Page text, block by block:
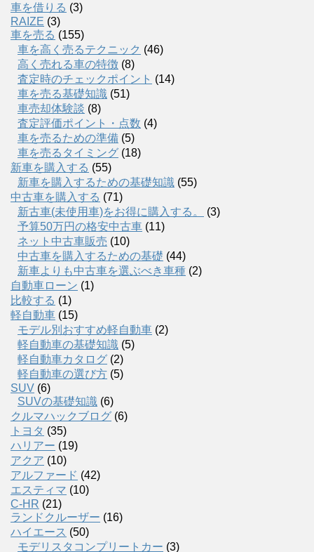
車を借りる (3)
RAIZE (3)
車を売る (155)
車を高く売るテクニック (46)
高く売れる車の特徴 (8)
査定時のチェックポイント (14)
車を売る基礎知識 (51)
車売却体験談 (8)
査定評価ポイント・点数 (4)
車を売るための準備 (5)
車を売るタイミング (18)
新車を購入する (55)
新車を購入するための基礎知識 (55)
中古車を購入する (71)
新古車(未使用車)をお得に購入する。
(3)
予算50万円の格安中古車 (11)
ネット中古車販売 (10)
中古車を購入するための基礎 (44)
新車よりも中古車を選ぶべき車種 (2)
自動車ローン (1)
比較する (1)
軽自動車 (15)
モデル別おすすめ軽自動車 (2)
軽自動車の基礎知識 (5)
軽自動車カタログ (2)
軽自動車の選び方 (5)
SUV (6)
SUVの基礎知識 (6)
クルマハックブログ (6)
トヨタ (35)
ハリアー (19)
アクア (10)
アルファード (42)
エスティマ (10)
C-HR (21)
ランドクルーザー (16)
ハイエース (50)
モデリスタコンプリートカー (3)